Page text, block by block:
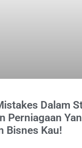
Dalam
Perniagaan
Bisnes Kau!